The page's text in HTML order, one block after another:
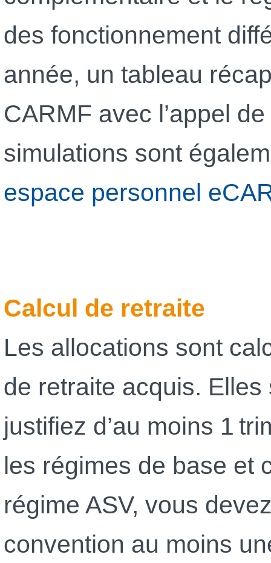
des fonctionnement
année, un tableau
CARMF avec l’appel
simulations sont
espace personnel
Calcul de retraite
Les allocations sont
de retraite acquis.
justifiez d’au moins 1
les régimes de base et
régime ASV, vous
convention au moins